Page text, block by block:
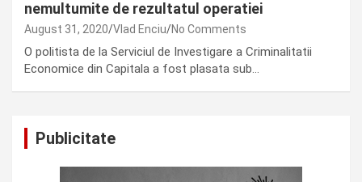
nemultumite de rezultatul operatiei
August 31, 2020 Vlad Enciu No Comments
O politista de la Serviciul de Investigare a Criminalitatii
Economice din Capitala a fost plasata sub…
Publicitate